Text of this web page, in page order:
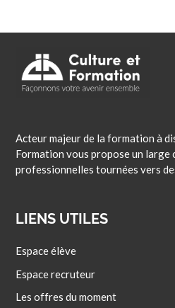
Acteur majeur de la formation à
Formation vous propose un large
professionnelles tournées vers
LIENS UTILES
Espace élève
Espace recruteur
Les offres du moment